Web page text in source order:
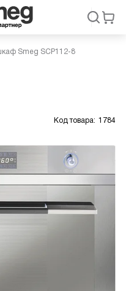
Smeg SCP112-8
Код товара: 1784